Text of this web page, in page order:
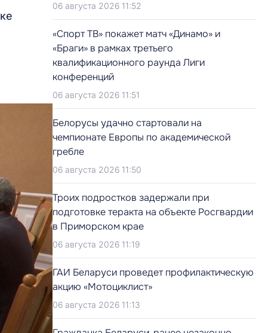
06 августа 2026 11:52
«Спорт ТВ» покажет матч «Динамо» и
«Браги» в рамках третьего
квалификационного раунда Лиги
конференций
06 августа 2026 11:51
Белорусы удачно стартовали на
чемпионате Европы по академической
гребле
06 августа 2026 11:50
Троих подростков задержали при
подготовке теракта на объекте Росгвардии
в Приморском крае
06 августа 2026 11:19
ГАИ Беларуси проведет профилактическую
акцию «Мотоциклист»
06 августа 2026 11:13